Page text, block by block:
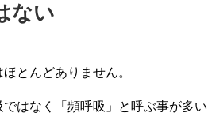
ない
とんどありません。
はなく「頻呼吸」と呼ぶ事が多い